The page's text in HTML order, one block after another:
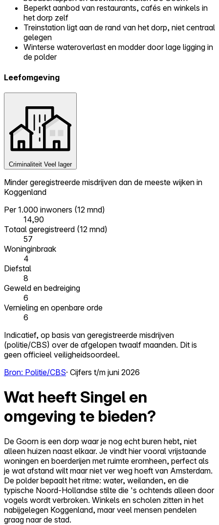
Beperkt aanbod van restaurants, cafés en winkels in
het dorp zelf
Treinstation ligt aan de rand van het dorp, niet centraal
gelegen
Winterse wateroverlast en modder door lage ligging in
de polder
Leefomgeving
Criminaliteit Veel lager
Minder geregistreerde misdrijven dan de meeste wijken in
Koggenland
Per 1.000 inwoners (12 mnd)
14,90
Totaal geregistreerd (12 mnd)
57
Woninginbraak
4
Diefstal
8
Geweld en bedreiging
6
Vernieling en openbare orde
6
Indicatief, op basis van geregistreerde misdrijven
(politie/CBS) over de afgelopen twaalf maanden. Dit is
geen officieel veiligheidsoordeel.
Bron: Politie/CBS· Cijfers t/m juni 2026
Wat heeft Singel en
omgeving te bieden?
De Goorn is een dorp waar je nog echt buren hebt, niet
alleen huizen naast elkaar. Je vindt hier vooral vrijstaande
woningen en boerderijen met ruimte eromheen, perfect als
je wat afstand wilt maar niet ver weg hoeft van Amsterdam.
De polder bepaalt het ritme: water, weilanden, en die
typische Noord-Hollandse stilte die 's ochtends alleen door
vogels wordt verbroken. Winkels en scholen zitten in het
nabijgelegen Koggenland, maar veel mensen pendelen
graag naar de stad.